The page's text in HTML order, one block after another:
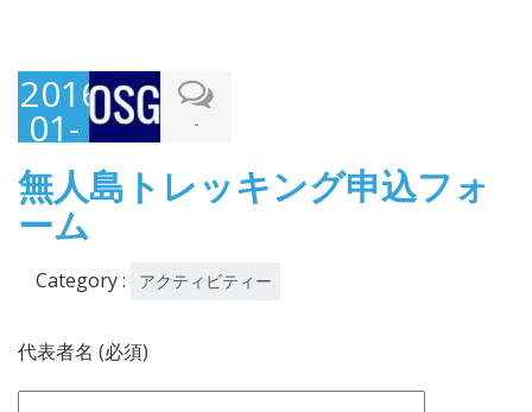
2016-
01-
12
-
無人島トレッキング申込フォ
ーム
Category : アクティビティー
代表者名 (必須)